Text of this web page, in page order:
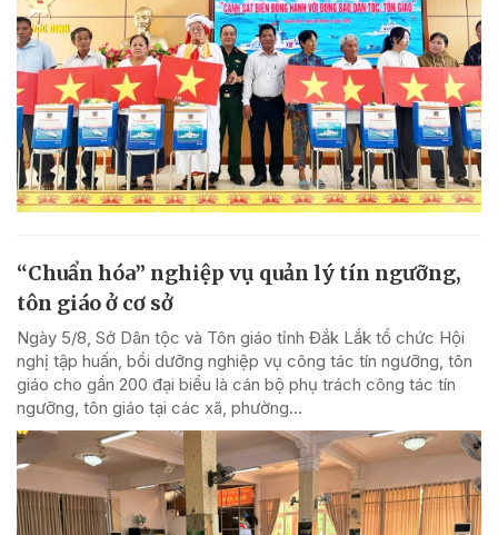
“Chuẩn hóa” nghiệp vụ quản lý tín ngưỡng,
tôn giáo ở cơ sở
Ngày 5/8, Sở Dân tộc và Tôn giáo tỉnh Đắk Lắk tổ chức Hội
nghị tập huấn, bồi dưỡng nghiệp vụ công tác tín ngưỡng, tôn
giáo cho gần 200 đại biểu là cán bộ phụ trách công tác tín
ngưỡng, tôn giáo tại các xã, phường...